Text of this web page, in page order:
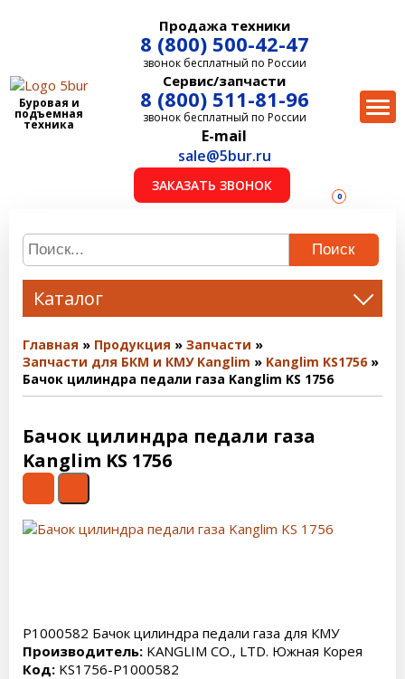
Буровая и
подъемная
техника
Продажа техники
8 (800) 500-42-47
звонок бесплатный по России
Сервис/запчасти
8 (800) 511-81-96
звонок бесплатный по России
E-mail
sale@5bur.ru
ЗАКАЗАТЬ ЗВОНОК
0
Поиск
Каталог
Главная Продукция
Запчасти
Запчасти для БКМ и КМУ Kanglim
Kanglim KS1756
Бачок цилиндра педали газа Kanglim KS 1756
Бачок цилиндра педали газа
Kanglim KS 1756
P1000582 Бачок цилиндра педали газа для КМУ
Производитель: KANGLIM CO., LTD. Южная Корея
Код: KS1756-P1000582